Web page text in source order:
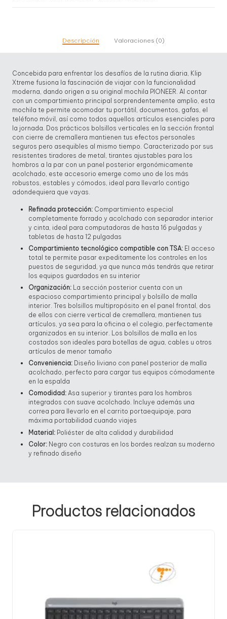
Descripción Valoraciones (0)
Concebida para enfrentar los desafíos de la rutina diaria, Klip
Xtreme fusiona la fascinación de viajar con la funcionalidad
moderna, dando origen a su original mochila PIONEER. Al contar
con un compartimiento principal sorprendentemente amplio, esta
mochila te permite acomodar tu portátil, documentos, gafas, el
teléfono móvil, así como todos aquellos artículos esenciales para
la jornada. Dos prácticos bolsillos verticales en la sección frontal
con cierre de cremallera mantienen tus efectos personales
seguros pero asequibles al mismo tiempo. Caracterizado por sus
resistentes tiradores de metal, tirantes ajustables para los
hombros a la par con un panel posterior ergonómicamente
acolchado, este accesorio emerge como uno de los más
robustos, estables y cómodos, ideal para llevarlo contigo
adondequiera que vayas.
Refinada protección: Compartimiento especial
completamente forrado y acolchado con separador interior
y cinta, ideal para computadoras de hasta 16 pulgadas y
tabletas de hasta 12 pulgadas
Compartimiento tecnológico compatible con TSA: El acceso
total te permite pasar expeditamente los controles en los
puestos de seguridad, ya que nunca más tendrás que retirar
los equipos guardados en su interior
Organización: La sección posterior cuenta con un
espacioso compartimiento principal y bolsillo de malla
interior. Tres bolsillos multipropósito en el panel frontal, dos
de ellos con cierre vertical de cremallera, mantienen tus
artículos, ya sea para la oficina o el colegio, perfectamente
organizados en su interior. Los bolsillos de malla en los
costados son ideales para botellas de agua, cables u otros
artículos de menor tamaño
Conveniencia: Diseño liviano con panel posterior de malla
acolchado, perfecto para cargar tus equipos cómodamente
en la espalda
Comodidad: Asa superior y tirantes para los hombros
integrados con suave acolchado. Incluye además una
correa para llevarlo en el carrito portaequipaje, para
máxima portabilidad cuando viajes
Material: Poliéster de alta calidad y durabilidad
Color: Negro con costuras en los bordes realzan su moderno
y refinado diseño
Productos relacionados